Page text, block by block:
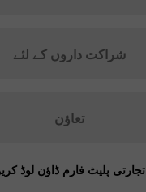
شراکت داروں کے لئے
تعاؤن
تجارتی پلیٹ فارم ڈاؤن لوڈ